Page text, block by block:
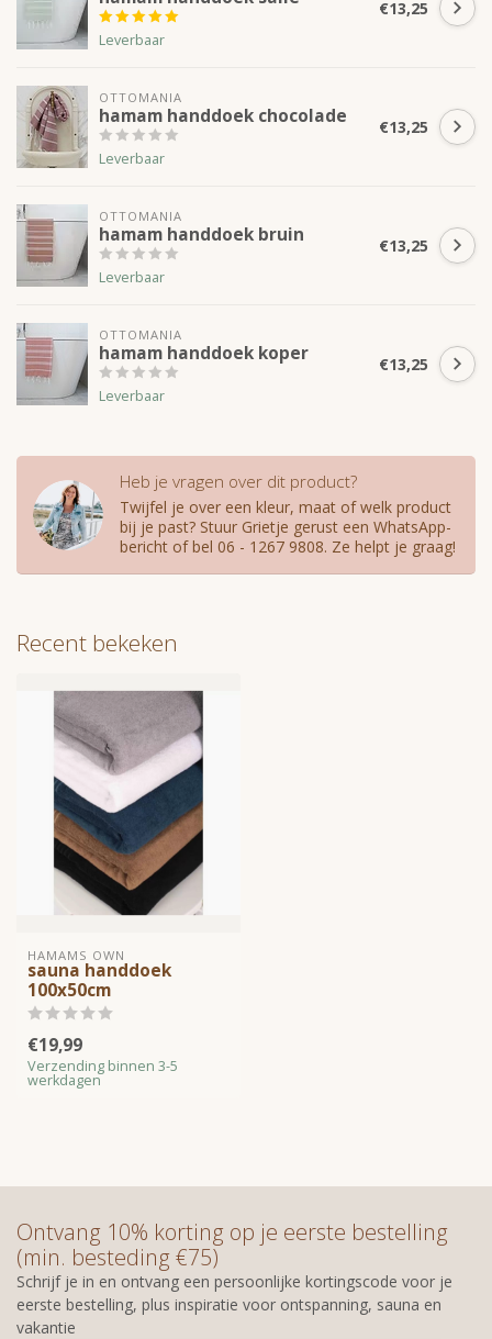
Leverbaar
€13,25
OTTOMANIA
hamam handdoek chocolade
Leverbaar
€13,25
OTTOMANIA
hamam handdoek bruin
Leverbaar
€13,25
OTTOMANIA
hamam handdoek koper
Leverbaar
€13,25
Heb je vragen over dit product?
Twijfel je over een kleur, maat of welk product
bij je past? Stuur Grietje gerust een WhatsApp-
bericht of bel 06 - 1267 9808. Ze helpt je graag!
Recent bekeken
HAMAMS OWN
sauna handdoek
100x50cm
€19,99
Verzending binnen 3-5
werkdagen
Ontvang 10% korting op je eerste bestelling
(min. besteding €75)
Schrijf je in en ontvang een persoonlijke kortingscode voor je
eerste bestelling, plus inspiratie voor ontspanning, sauna en
vakantie